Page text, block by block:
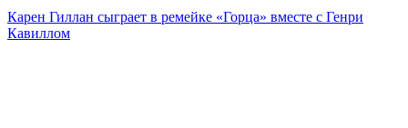
Карен Гиллан сыграет в ремейке «Горца» вместе с Генри
Кавиллом